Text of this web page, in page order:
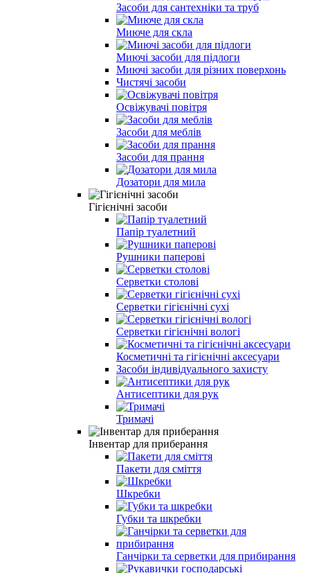
Засоби для сантехніки та труб
Миюче для скла
Миючi засоби для пiдлоги
Миючі засоби для різних поверхонь
Чистячi засоби
Освiжувачi повiтря
Засоби для меблiв
Засоби для прання
Дозатори для мила
Гігієнічні засоби
Папiр туалетний
Рушники паперовi
Серветки столовi
Серветки гiгiєнiчнi сухi
Серветки гiгiєнiчнi вологi
Косметичні та гігієнічні аксесуари
Засоби індивідуального захисту
Антисептики для рук
Тримачі
Інвентар для приберання
Пакети для смiття
Шкребки
Губки та шкребки
Ганчiрки та серветки для прибирання